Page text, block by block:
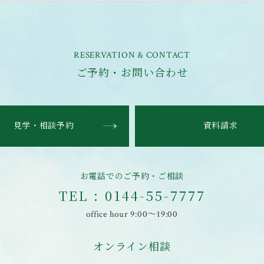
RESERVATION & CONTACT
ご予約・お問い合わせ
見学・相談予約 資料請求
お電話でのご予約・ご相談
TEL : 0144-55-7777
office hour 9:00〜19:00
オンライン相談